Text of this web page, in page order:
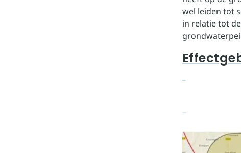
wel leiden tot
in relatie tot